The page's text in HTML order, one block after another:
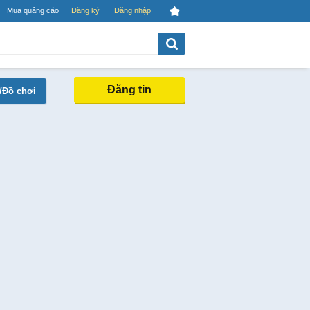
Mua quảng cáo Đăng ký Đăng nhập
Đồ chơi Đăng tin